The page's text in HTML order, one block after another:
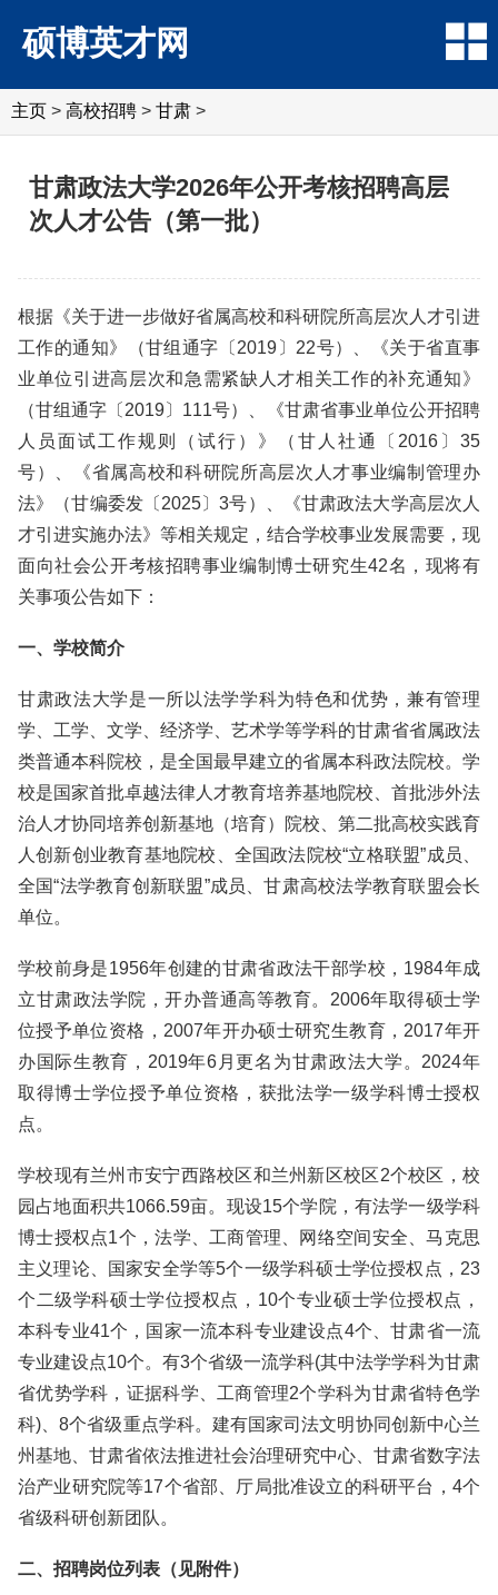
硕博英才网
主页 > 高校招聘 > 甘肃 >
甘肃政法大学2026年公开考核招聘高层
次人才公告（第一批）
根据《关于进一步做好省属高校和科研院所高层次人才引进
工作的通知》（甘组通字〔2019〕22号）、《关于省直事
业单位引进高层次和急需紧缺人才相关工作的补充通知》
（甘组通字〔2019〕111号）、《甘肃省事业单位公开招聘
人员面试工作规则（试行）》（甘人社通〔2016〕35
号）、《省属高校和科研院所高层次人才事业编制管理办
法》（甘编委发〔2025〕3号）、《甘肃政法大学高层次人
才引进实施办法》等相关规定，结合学校事业发展需要，现
面向社会公开考核招聘事业编制博士研究生42名，现将有
关事项公告如下：
一、学校简介
甘肃政法大学是一所以法学学科为特色和优势，兼有管理
学、工学、文学、经济学、艺术学等学科的甘肃省省属政法
类普通本科院校，是全国最早建立的省属本科政法院校。学
校是国家首批卓越法律人才教育培养基地院校、首批涉外法
治人才协同培养创新基地（培育）院校、第二批高校实践育
人创新创业教育基地院校、全国政法院校“立格联盟”成员、
全国“法学教育创新联盟”成员、甘肃高校法学教育联盟会长
单位。
学校前身是1956年创建的甘肃省政法干部学校，1984年成
立甘肃政法学院，开办普通高等教育。2006年取得硕士学
位授予单位资格，2007年开办硕士研究生教育，2017年开
办国际生教育，2019年6月更名为甘肃政法大学。2024年
取得博士学位授予单位资格，获批法学一级学科博士授权
点。
学校现有兰州市安宁西路校区和兰州新区校区2个校区，校
园占地面积共1066.59亩。现设15个学院，有法学一级学科
博士授权点1个，法学、工商管理、网络空间安全、马克思
主义理论、国家安全学等5个一级学科硕士学位授权点，23
个二级学科硕士学位授权点，10个专业硕士学位授权点，
本科专业41个，国家一流本科专业建设点4个、甘肃省一流
专业建设点10个。有3个省级一流学科(其中法学学科为甘肃
省优势学科，证据科学、工商管理2个学科为甘肃省特色学
科)、8个省级重点学科。建有国家司法文明协同创新中心兰
州基地、甘肃省依法推进社会治理研究中心、甘肃省数字法
治产业研究院等17个省部、厅局批准设立的科研平台，4个
省级科研创新团队。
二、招聘岗位列表（见附件）